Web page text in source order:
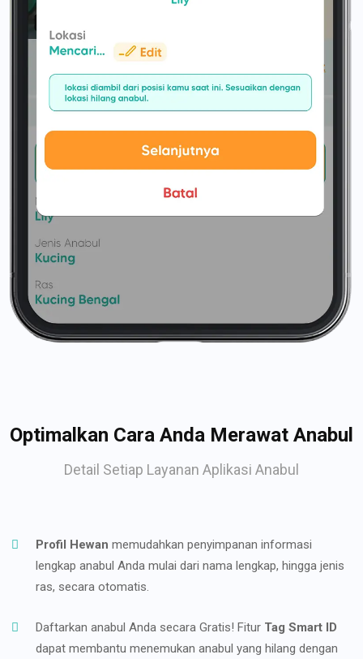
Optimalkan Cara Anda Merawat Anabul
Detail Setiap Layanan Aplikasi Anabul
Profil Hewan memudahkan penyimpanan informasi
lengkap anabul Anda mulai dari nama lengkap, hingga jenis
ras, secara otomatis.
Daftarkan anabul Anda secara Gratis! Fitur Tag Smart ID
dapat membantu menemukan anabul yang hilang dengan